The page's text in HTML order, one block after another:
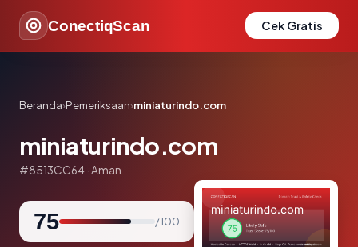
ConectiqScan Cek Gratis
Beranda›Pemeriksaan›miniaturindo.com
miniaturindo.com
#8513CC64 · Aman
75 / 100